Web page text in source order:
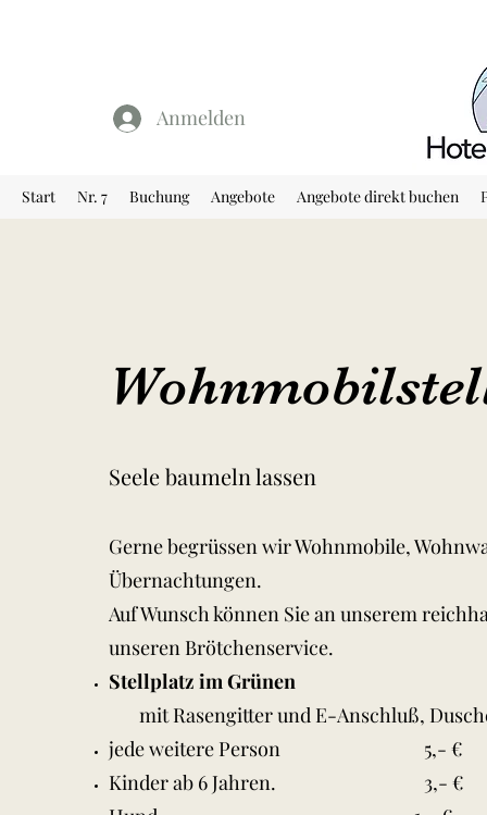
Anmelden
Start Nr. 7 Buchung Angebote Angebote direkt buchen
Seele baumeln lassen
Gerne begrüssen wir Wohnmobile,
Übernachtungen.
Auf Wunsch können Sie an unserem
unseren Brötchenservice.
Stellplatz im Grünen
mit Rasengitter und E-Anschluß,
jede weitere Person 5,- €
Kinder ab 6 Jahren. 3,- €